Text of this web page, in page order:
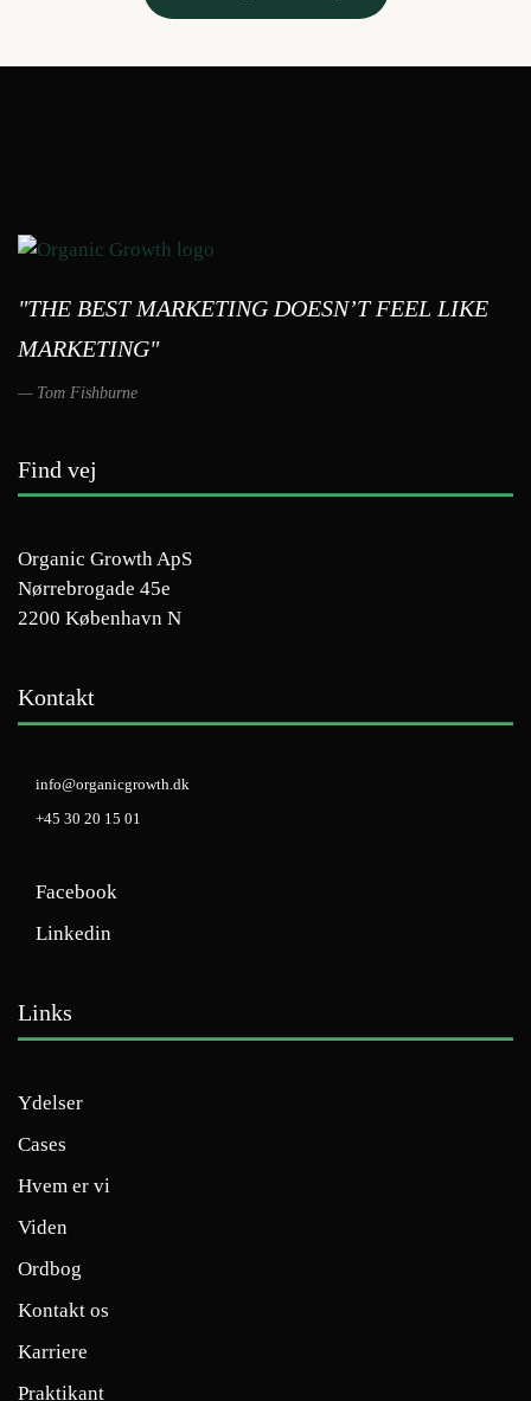
"THE BEST MARKETING DOESN’T FEEL LIKE
MARKETING"
Tom Fishburne
Find vej
Organic Growth ApS
Nørrebrogade 45e
2200 København N
Kontakt
info@organicgrowth.dk
+45 30 20 15 01
Facebook
Linkedin
Links
Ydelser
Cases
Hvem er vi
Viden
Ordbog
Kontakt os
Karriere
Praktikant